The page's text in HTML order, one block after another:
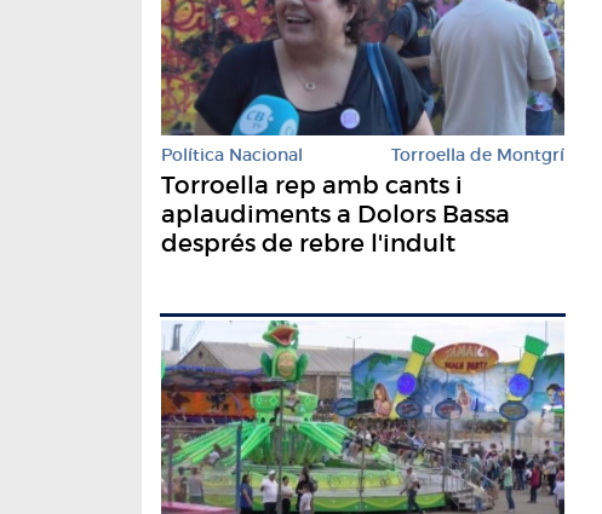
Política Nacional Torroella de Montgrí
Torroella rep amb cants i
aplaudiments a Dolors Bassa
després de rebre l'indult